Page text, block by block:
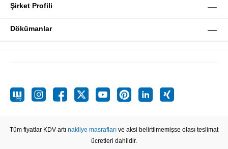
Şirket Profili
Dökümanlar
Tüm fiyatlar KDV artı nakliye masrafları ve aksi belirtilmemişse olası teslimat
ücretleri dahildir.